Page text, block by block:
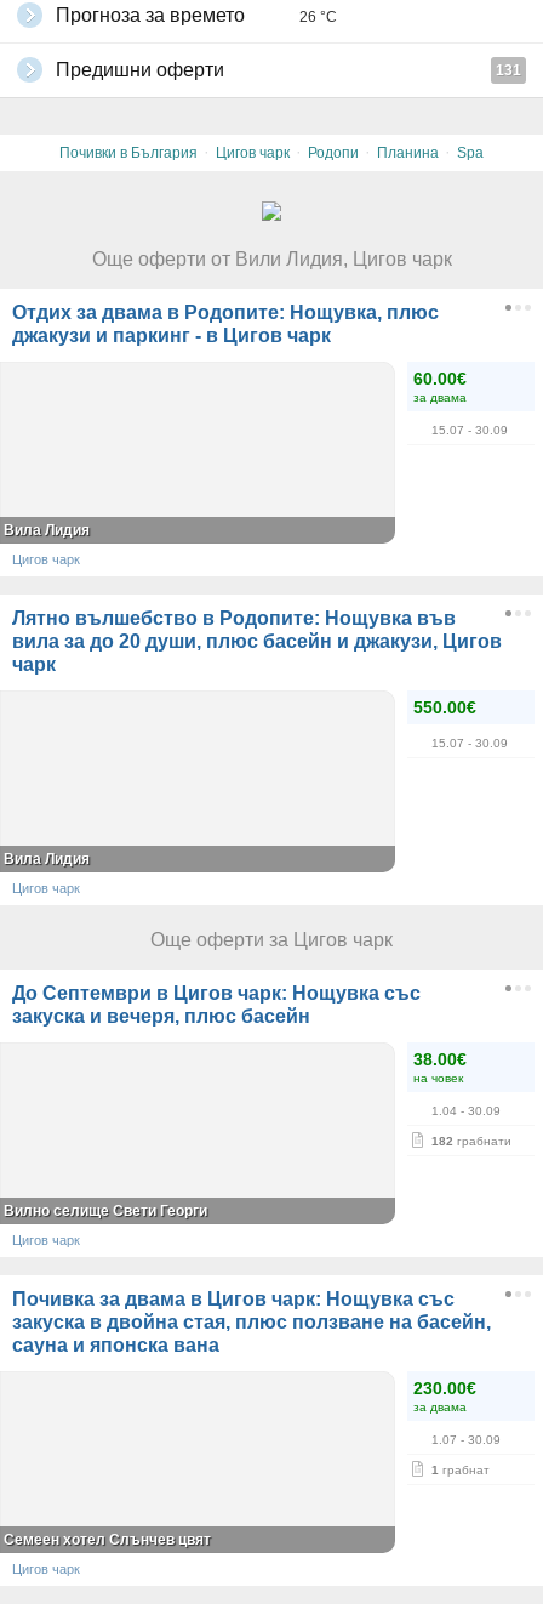
Прогноза за времето 26 °C
Предишни оферти 131
Почивки в България · Цигов чарк · Родопи · Планина · Spa
Още оферти от Вили Лидия, Цигов чарк
Отдих за двама в Родопите: Нощувка, плюс
джакузи и паркинг - в Цигов чарк
60.00€
за двама
15.07 - 30.09
Вила Лидия
Цигов чарк
Лятно вълшебство в Родопите: Нощувка във
вила за до 20 души, плюс басейн и джакузи, Цигов
чарк
550.00€
15.07 - 30.09
Вила Лидия
Цигов чарк
Още оферти за Цигов чарк
До Септември в Цигов чарк: Нощувка със
закуска и вечеря, плюс басейн
38.00€
на човек
1.04 - 30.09
182 грабнати
Вилно селище Свети Георги
Цигов чарк
Почивка за двама в Цигов чарк: Нощувка със
закуска в двойна стая, плюс ползване на басейн,
сауна и японска вана
230.00€
за двама
1.07 - 30.09
1 грабнат
Семеен хотел Слънчев цвят
Цигов чарк